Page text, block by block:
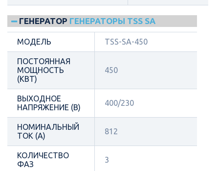
ГЕНЕРАТОР ГЕНЕРАТОРЫ TSS SA
МОДЕЛЬ TSS-SA-450
ПОСТОЯННАЯ
МОЩНОСТЬ
(КВТ)
450
ВЫХОДНОЕ
НАПРЯЖЕНИЕ (В)
400/230
НОМИНАЛЬНЫЙ
ТОК (А)
812
КОЛИЧЕСТВО
ФАЗ
3